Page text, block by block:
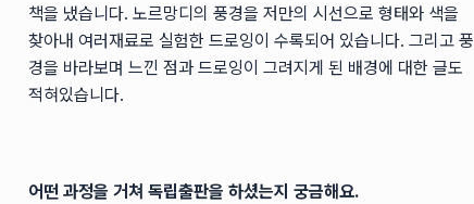
책을 냈습니다. 노르망디의 풍경을 저만의 시선으로 형태와 색을
찾아내 여러재료로 실험한 드로잉이 수록되어 있습니다. 그리고 풍
경을 바라보며 느낀 점과 드로잉이 그려지게 된 배경에 대한 글도
적혀있습니다.
어떤 과정을 거쳐 독립출판을 하셨는지 궁금해요.